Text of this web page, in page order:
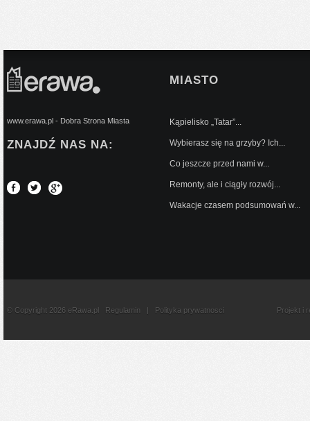
www.erawa.pl - Dobra Strona Miasta
ZNAJDŹ NAS NA:
MIASTO
Kąpielisko „Tatar”...
Wybierasz się na grzyby? Ich...
Co jeszcze przed nami w...
Remonty, ale i ciągły rozwój...
Wakacje czasem podsumowań w...
© Copyright 2026 eRawa.pl Regulamin | Polityka prywatnosci Projekt i